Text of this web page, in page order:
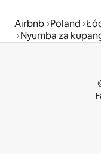
Airbnb Poland
Nyumba za